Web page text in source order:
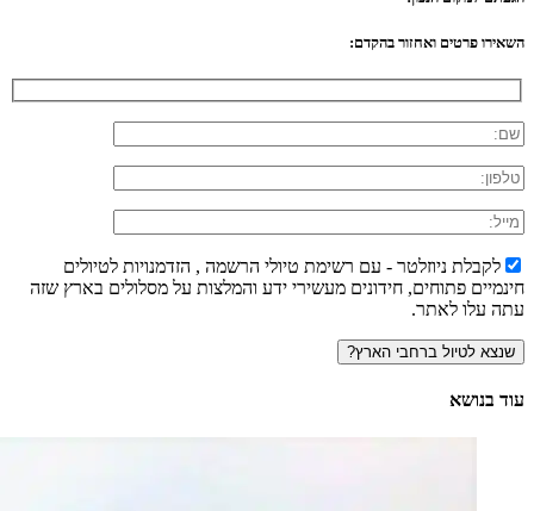
השאירו פרטים ואחזור בהקדם:
לקבלת ניוזלטר - עם רשימת טיולי הרשמה , הזדמנויות לטיולים
חינמיים פתוחים, חידונים מעשירי ידע והמלצות על מסלולים בארץ שזה
עתה עלו לאתר.
עוד בנושא